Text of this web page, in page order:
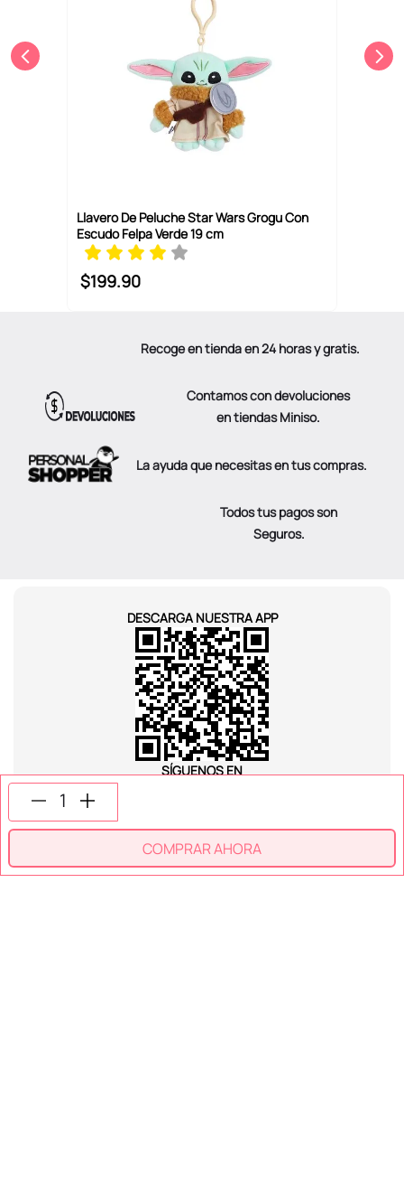
COMPRAR AHORA
Llavero De Peluche Star Wars Grogu Con
Escudo Felpa Verde 19 cm
$199.90
Recoge en tienda en 24 horas y gratis.
Contamos con devoluciones
en tiendas Miniso.
La ayuda que necesitas en tus compras.
Todos tus pagos son
Seguros.
DESCARGA NUESTRA APP
SÍGUENOS EN